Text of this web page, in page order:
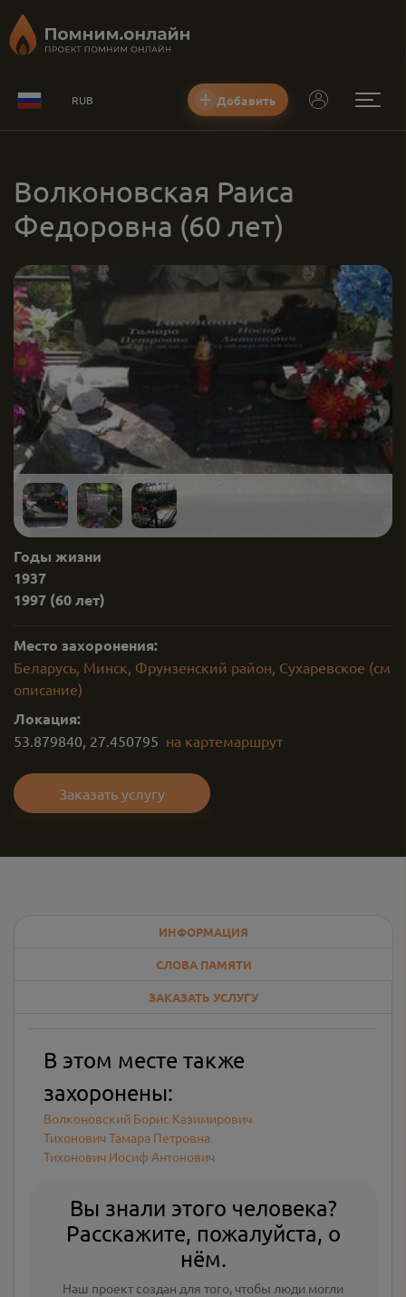
RUB Добавить
Волконовская Раиса
Федоровна (60 лет)
Годы жизни
1937
1997 (60 лет)
Место захоронения:
Беларусь, Минск, Фрунзенский район, Сухаревское (см
описание)
Локация:
53.879840, 27.450795 на картемаршрут
Заказать услугу
ИНФОРМАЦИЯ
СЛОВА ПАМЯТИ
ЗАКАЗАТЬ УСЛУГУ
В этом месте также
захоронены:
Волконовский Борис Казимирович
Тихонович Тамара Петровна
Тихонович Иосиф Антонович
Вы знали этого человека?
Расскажите, пожалуйста, о
нём.
Наш проект создан для того, чтобы люди могли